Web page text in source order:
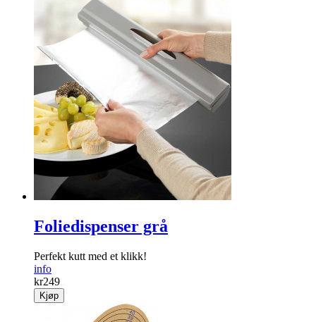
Foliedispenser grå
Perfekt kutt med et klikk!
info
kr249
Kjøp